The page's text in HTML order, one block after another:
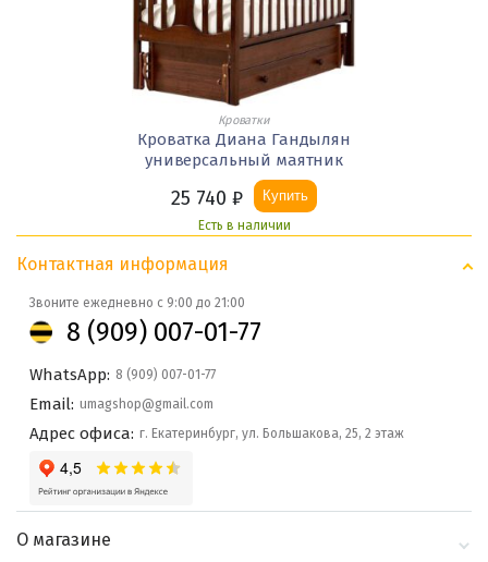
Кроватки
Кроватка Диана Гандылян
универсальный маятник
25 740 ₽ Купить
Есть в наличии
Контактная информация
Звоните ежедневно с 9:00 до 21:00
8 (909) 007-01-77
WhatsApp: 8 (909) 007-01-77
Email: umagshop@gmail.com
Адрес офиса: г. Екатеринбург, ул. Большакова, 25, 2 этаж
О магазине